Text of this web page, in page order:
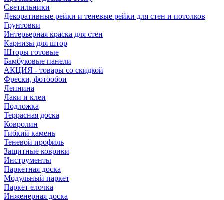
Светильники
Декоративные рейки и теневые рейки для стен и потолков
Грунтовки
Интерьерная краска для стен
Карнизы для штор
Шторы готовые
Бамбуковые панели
АКЦИЯ - товары со скидкой
Фрески, фотообои
Лепнина
Лаки и клеи
Подложка
Террасная доска
Ковролин
Гибкий камень
Теневой профиль
Защитные коврики
Инструменты
Паркетная доска
Модульный паркет
Паркет елочка
Инженерная доска